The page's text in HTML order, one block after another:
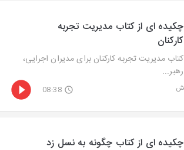
چکیده ای از کتاب مدیریت تجربه
کارکنان
کتاب مدیریت تجربه کارکنان برای مدیران اجرایی،
رهبر...
08:38
چکیده ای از کتاب چگونه به نسل زد